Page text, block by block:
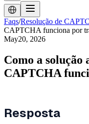
Faqs/Resolução de
CAPTCHA funciona por
May20, 2026
Como a solução
CAPTCHA
Resposta